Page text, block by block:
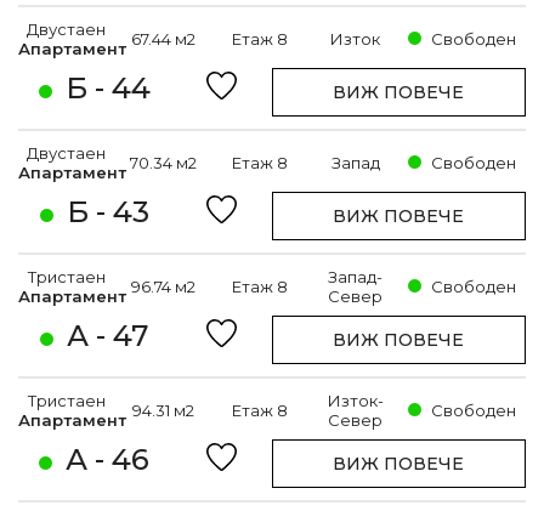
Б - 44
Двустаен
Апартамент 67.44 м2 Етаж 8 Изток Свободен
ВИЖ ПОВЕЧЕ
Б - 43
Двустаен
Апартамент70.34 м2 Етаж 8 Запад Свободен
ВИЖ ПОВЕЧЕ
А - 47
Тристаен
Апартамент 96.74 м2 Етаж 8
Запад-
Север
Свободен
ВИЖ ПОВЕЧЕ
А - 46
Тристаен
Апартамент 94.31 м2 Етаж 8
Изток-
Север
Свободен
ВИЖ ПОВЕЧЕ